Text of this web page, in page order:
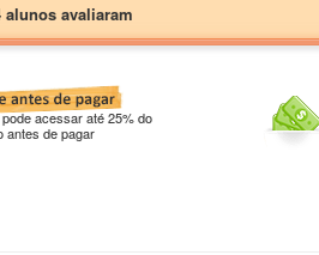
alunos avaliaram
pode acessar até 25% do
antes de pagar